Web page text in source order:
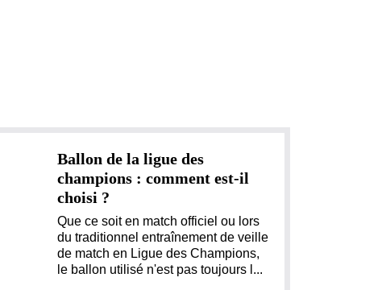
Ballon de la ligue des
champions : comment est-il
choisi ?
Que ce soit en match officiel ou lors
du traditionnel entraînement de veille
de match en Ligue des Champions,
le ballon utilisé n'est pas toujours l...